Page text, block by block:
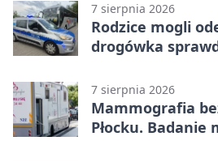
7 sierpnia 2026
Rodzice mogli
drogówka
7 sierpnia 2026
Mammografia
Płocku. Badanie